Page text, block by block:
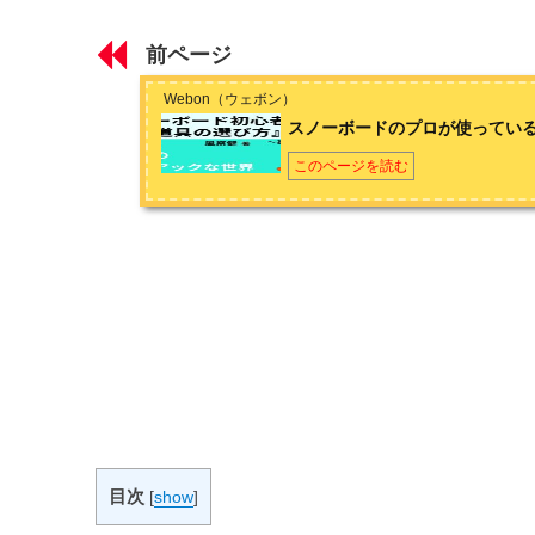
第1章 主要な道具の基礎知識
スノーボードの板の進化
スノーボードのブーツの進化
スノーボードのビンディング（バインディング）の進化
スノーボードプロテクターの基礎知識
末だけのサンデーボーダーでは満足できなくなり転職。
に仕事のない農家や土木関係の仕事をし、冬はインストラク
ドとサーフィンも始めてしまい、趣味も人生も横滑りばかり
前ページ
Webon（ウェボン）
スノーボードのプロが使ってい
このページを読む
目次 [show]